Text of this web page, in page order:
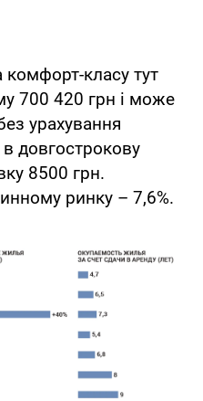
комфорт-класу тут
700 420 грн і може
урахування
довгострокову
8500 грн.
ринку – 7,6%.